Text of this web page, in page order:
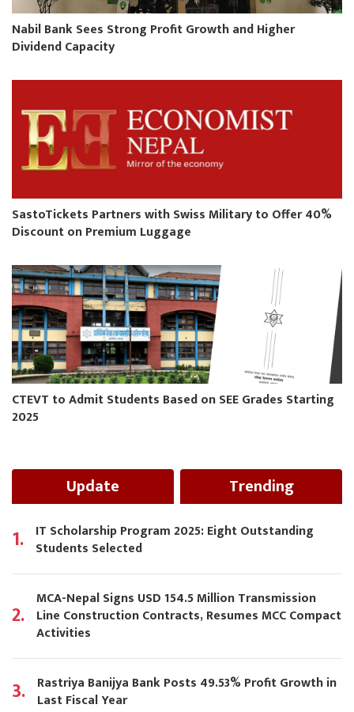
Nabil Bank Sees Strong Profit Growth and Higher
Dividend Capacity
SastoTickets Partners with Swiss Military to Offer 40%
Discount on Premium Luggage
CTEVT to Admit Students Based on SEE Grades Starting
2025
Update Trending
1. IT Scholarship Program 2025: Eight Outstanding
Students Selected
2.
MCA-Nepal Signs USD 154.5 Million Transmission
Line Construction Contracts, Resumes MCC Compact
Activities
3. Rastriya Banijya Bank Posts 49.53% Profit Growth in
Last Fiscal Year